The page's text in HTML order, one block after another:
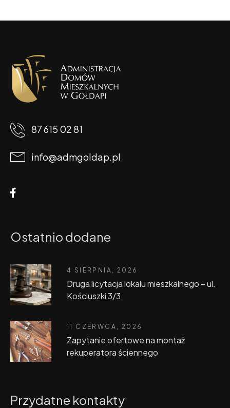
87 615 02 81
info@admgoldap.pl
Ostatnio dodane
4 SIERPNIA, 2026
Druga licytacja lokalu mieszkalnego – ul.
Kościuszki 3/3
11 CZERWCA, 2026
Zapytanie ofertowe na montaż
rekuperatora ściennego
Przydatne kontakty